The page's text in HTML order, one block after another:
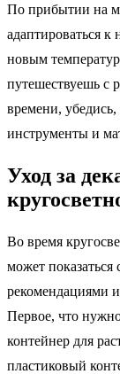
По прибытии на
адаптироваться
новым
путешествуешь с
времени, убедись,
инструменты и
Уход за
Во время
может
рекомендациями
Первое, что
контейнер для
пластиковый